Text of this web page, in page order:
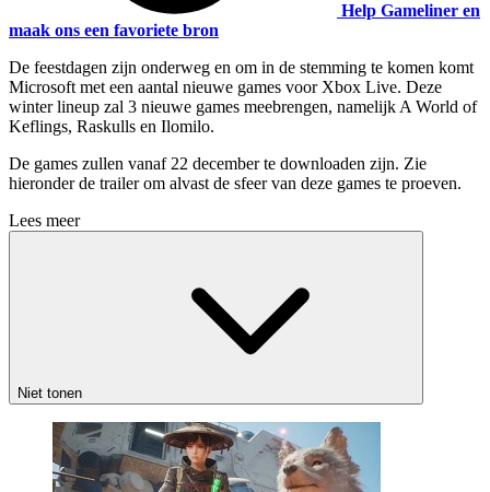
Help Gameliner en
maak ons een favoriete bron
De feestdagen zijn onderweg en om in de stemming te komen komt
Microsoft met een aantal nieuwe games voor Xbox Live. Deze
winter lineup zal 3 nieuwe games meebrengen, namelijk A World of
Keflings, Raskulls en Ilomilo.
De games zullen vanaf 22 december te downloaden zijn. Zie
hieronder de trailer om alvast de sfeer van deze games te proeven.
Lees meer
Niet tonen